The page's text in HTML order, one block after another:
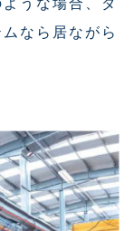
なら居ながら